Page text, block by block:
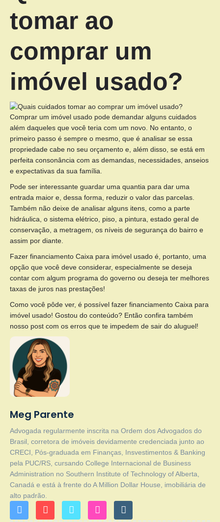
tomar ao
comprar um
imóvel usado?
Comprar um imóvel usado pode demandar alguns cuidados
além daqueles que você teria com um novo. No entanto, o
primeiro passo é sempre o mesmo, que é analisar se essa
propriedade cabe no seu orçamento e, além disso, se está em
perfeita consonância com as demandas, necessidades, anseios
e expectativas da sua família.
Pode ser interessante guardar uma quantia para dar uma
entrada maior e, dessa forma, reduzir o valor das parcelas.
Também não deixe de analisar alguns itens, como a parte
hidráulica, o sistema elétrico, piso, a pintura, estado geral de
conservação, a metragem, os níveis de segurança do bairro e
assim por diante.
Fazer financiamento Caixa para imóvel usado é, portanto, uma
opção que você deve considerar, especialmente se deseja
contar com algum programa do governo ou deseja ter melhores
taxas de juros nas prestações!
Como você pôde ver, é possível fazer financiamento Caixa para
imóvel usado! Gostou do conteúdo? Então confira também
nosso post com os erros que te impedem de sair do aluguel!
Meg Parente
Advogada regularmente inscrita na Ordem dos Advogados do
Brasil, corretora de imóveis devidamente credenciada junto ao
CRECI, Pós-graduada em Finanças, Insvestimentos & Banking
pela PUC/RS, cursando College Internacional de Business
Administration no Southern Institute of Technology of Alberta,
Canadá e está à frente do A Million Dollar House, imobiliária de
alto padrão.